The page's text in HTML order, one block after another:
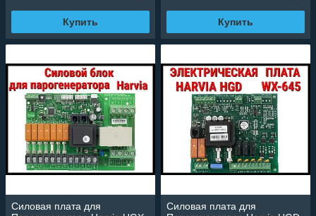
Купить Купить
Силовая плата для
Силовая плата для